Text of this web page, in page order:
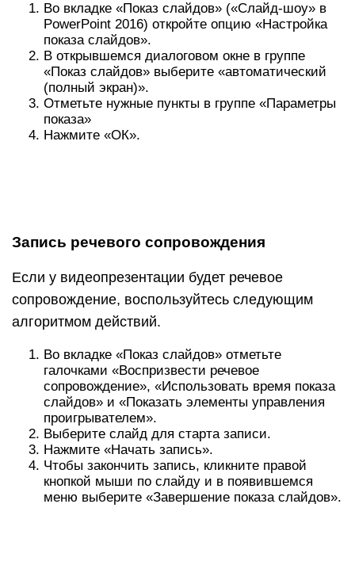
Во вкладке «Показ слайдов» («Слайд-шоу» в
PowerPoint 2016) откройте опцию «Настройка
показа слайдов».
В открывшемся диалоговом окне в группе
«Показ слайдов» выберите «автоматический
(полный экран)».
Отметьте нужные пункты в группе «Параметры
показа»
Нажмите «ОК».
Запись речевого сопровождения
Если у видеопрезентации будет речевое
сопровождение, воспользуйтесь следующим
алгоритмом действий.
Во вкладке «Показ слайдов» отметьте
галочками «Воспризвести речевое
сопровождение», «Использовать время показа
слайдов» и «Показать элементы управления
проигрывателем».
Выберите слайд для старта записи.
Нажмите «Начать запись».
Чтобы закончить запись, кликните правой
кнопкой мыши по слайду и в появившемся
меню выберите «Завершение показа слайдов».